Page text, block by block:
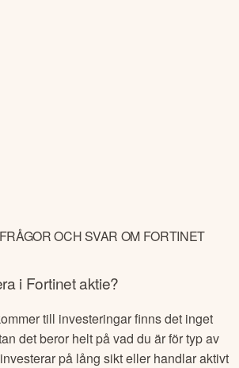
OCH SVAR OM FORTINET
i Fortinetaktie?
till investeringar finns det inget
det beror helt på vad du är för typ av
på lång sikt eller handlar aktivt